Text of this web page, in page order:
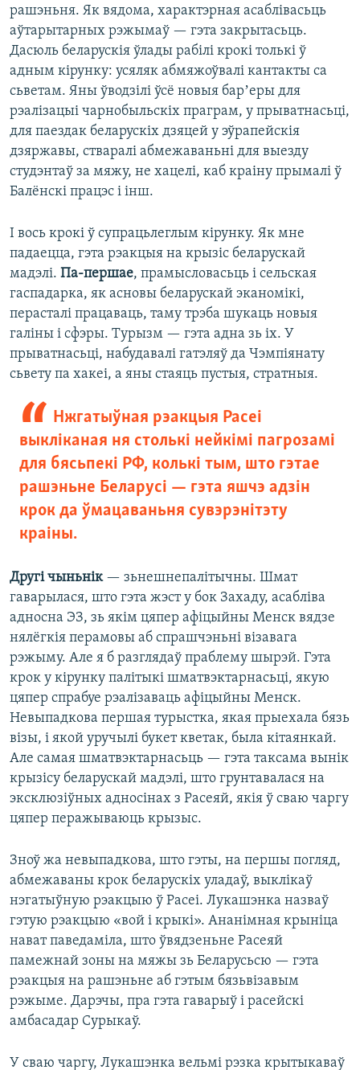
рашэньня. Як вядома, характэрная асаблівасьць
аўтарытарных рэжымаў — гэта закрытасьць.
Дасюль беларускія ўлады рабілі крокі толькі ў
адным кірунку: усяляк абмяжоўвалі кантакты са
сьветам. Яны ўводзілі ўсё новыя барʼеры для
рэалізацыі чарнобыльскіх праграм, у прыватнасьці,
для паездак беларускіх дзяцей у эўрапейскія
дзяржавы, стваралі абмежаваньні для выезду
студэнтаў за мяжу, не хацелі, каб краіну прымалі ў
Балёнскі працэс і інш.
І вось крокі ў супрацьлеглым кірунку. Як мне
падаецца, гэта рэакцыя на крызіс беларускай
мадэлі. Па-першае, прамысловасьць і сельская
гаспадарка, як асновы беларускай эканомікі,
перасталі працаваць, таму трэба шукаць новыя
галіны і сфэры. Турызм — гэта адна зь іх. У
прыватнасьці, набудавалі гатэляў да Чэмпіянату
сьвету па хакеі, а яны стаяць пустыя, стратныя.
Нжгатыўная рэакцыя Расеі
выкліканая ня столькі нейкімі пагрозамі
для бясьпекі РФ, колькі тым, што гэтае
рашэньне Беларусі — гэта яшчэ адзін
крок да ўмацаваньня сувэрэнітэту
краіны.
Другі чыньнік— зьнешнепалітычны. Шмат
гаварылася, што гэта жэст у бок Захаду, асабліва
адносна ЭЗ, зь якім цяпер афіцыйны Менск вядзе
нялёгкія перамовы аб спрашчэньні візавага
рэжыму. Але я б разглядаў праблему шырэй. Гэта
крок у кірунку палітыкі шматвэктарнасьці, якую
цяпер спрабуе рэалізаваць афіцыйны Менск.
Невыпадкова першая турыстка, якая прыехала бязь
візы, і якой уручылі букет кветак, была кітаянкай.
Але самая шматвэктарнасьць — гэта таксама вынік
крызісу беларускай мадэлі, што грунтавалася на
эксклюзіўных адносінах з Расеяй, якія ў сваю чаргу
цяпер перажываюць крызыс.
Зноў жа невыпадкова, што гэты, на першы погляд,
абмежаваны крок беларускіх уладаў, выклікаў
нэгатыўную рэакцыю ў Расеі. Лукашэнка назваў
гэтую рэакцыю «вой і крыкі». Ананімная крыніца
нават паведаміла, што ўвядзеньне Расеяй
памежнай зоны на мяжы зь Беларусьсю — гэта
рэакцыя на рашэньне аб гэтым бязьвізавым
рэжыме. Дарэчы, пра гэта гаварыў і расейскі
амбасадар Сурыкаў.
У сваю чаргу, Лукашэнка вельмі рэзка крытыкаваў